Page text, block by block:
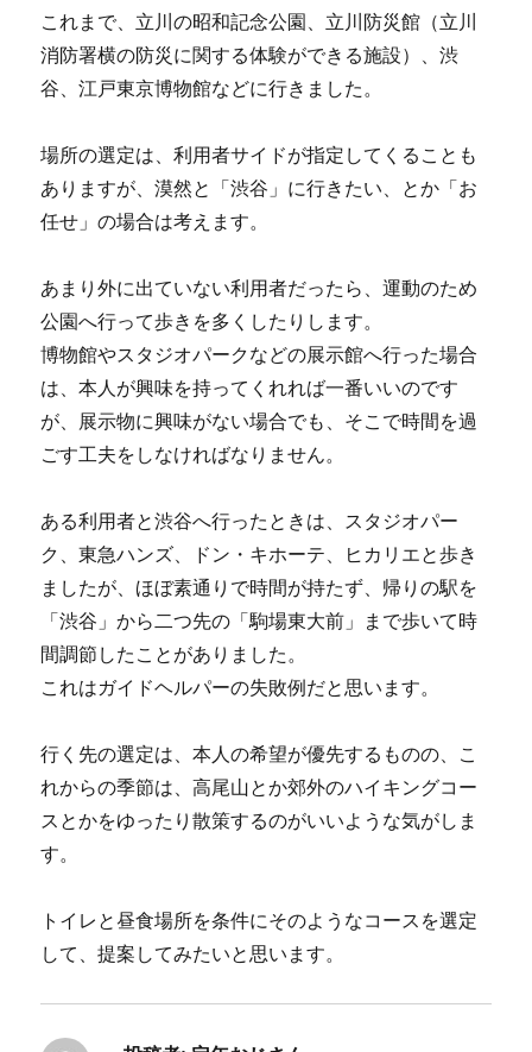
これまで、立川の昭和記念公園、立川防災館（立川
消防署横の防災に関する体験ができる施設）、渋
谷、江戸東京博物館などに行きました。
場所の選定は、利用者サイドが指定してくることも
ありますが、漠然と「渋谷」に行きたい、とか「お
任せ」の場合は考えます。
あまり外に出ていない利用者だったら、運動のため
公園へ行って歩きを多くしたりします。
博物館やスタジオパークなどの展示館へ行った場合
は、本人が興味を持ってくれれば一番いいのです
が、展示物に興味がない場合でも、そこで時間を過
ごす工夫をしなければなりません。
ある利用者と渋谷へ行ったときは、スタジオパー
ク、東急ハンズ、ドン・キホーテ、ヒカリエと歩き
ましたが、ほぼ素通りで時間が持たず、帰りの駅を
「渋谷」から二つ先の「駒場東大前」まで歩いて時
間調節したことがありました。
これはガイドヘルパーの失敗例だと思います。
行く先の選定は、本人の希望が優先するものの、こ
れからの季節は、高尾山とか郊外のハイキングコー
スとかをゆったり散策するのがいいような気がしま
す。
トイレと昼食場所を条件にそのようなコースを選定
して、提案してみたいと思います。